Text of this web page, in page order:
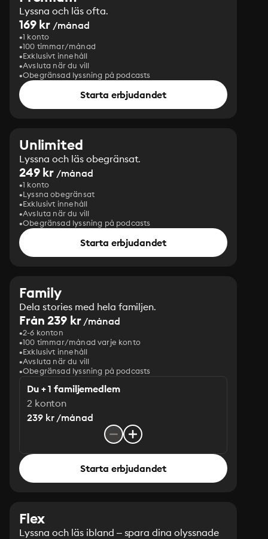
Lyssna och läs ofta.
169 kr /månad
1 konto
100 timmar/månad
Exklusivt innehåll
Avsluta när du vill
Obegränsad lyssning på podcasts
Starta erbjudandet
Unlimited
Lyssna och läs obegränsat.
249 kr /månad
1 konto
Lyssna obegränsat
Exklusivt innehåll
Avsluta när du vill
Obegränsad lyssning på podcasts
Starta erbjudandet
Family
Dela stories med hela familjen.
Från 239 kr/månad
2-6 konton
100 timmar/månad varje konto
Exklusivt innehåll
Avsluta när du vill
Obegränsad lyssning på podcasts
Du + 1 familjemedlem
2 konton
239 kr /månad
Starta erbjudandet
Flex
Lyssna och läs ibland – spara dina olyssnade